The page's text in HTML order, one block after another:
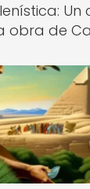
Un
obra de